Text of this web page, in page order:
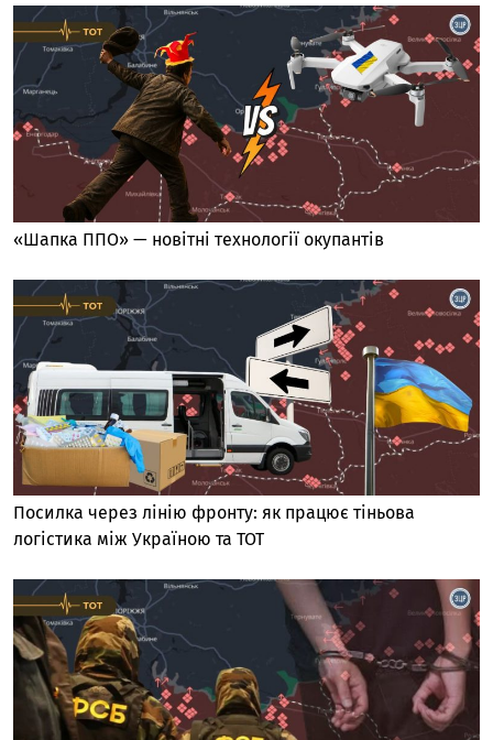
«Шапка ППО» — новітні технології окупантів
Посилка через лінію фронту: як працює тіньова
логістика між Україною та ТОТ